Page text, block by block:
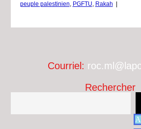
peuple palestinien
PGFTU Rakah
Courriel:
Rechercher